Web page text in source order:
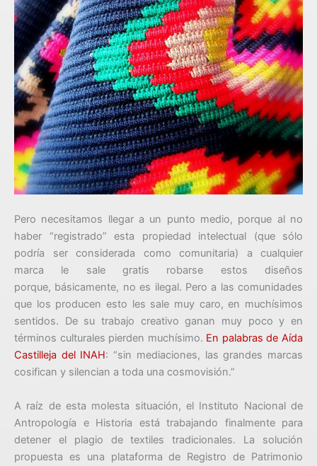
Pero necesitamos llegar a un punto medio, porque al no
haber “registrado” esta propiedad intelectual (que sólo
podría ser considerada como comunitaria) a cualquier
marca le sale gratis robarse estos diseños
porque, básicamente, no es ilegal. Pero a las comunidades
que los producen esto les sale muy caro, en muchísimos
sentidos. De su trabajo creativo ganan muy poco y en
términos culturales pierden muchísimo. En palabras de Aída
Castilleja del INAH: “sin mediaciones, las grandes marcas
cosifican y silencian a toda una cosmovisión.”
A raíz de esta molesta situación, el Instituto Nacional de
Antropología e Historia está trabajando finalmente para
detener el plagio de textiles tradicionales. La solución
propuesta es una plataforma de Registro de Patrimonio